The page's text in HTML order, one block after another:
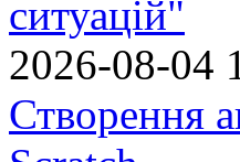
ситуацій"
2026-08-04
Створення